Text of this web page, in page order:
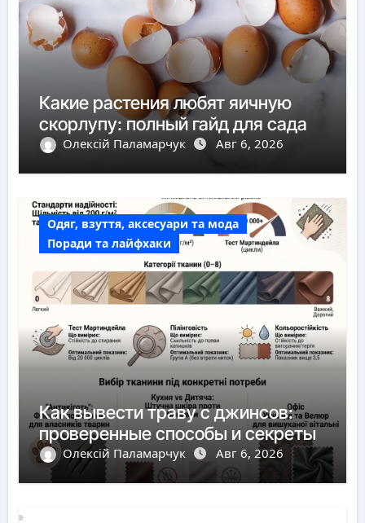
Какие растения любят яичную
скорлупу: полный гайд для сада
Олексій Паламарчук Авг 6, 2026
Одяг, взуття, аксесуари та мода
Поради та лайфхаки
Как вывести траву с джинсов:
проверенные способы и секреты
Олексій Паламарчук Авг 6, 2026